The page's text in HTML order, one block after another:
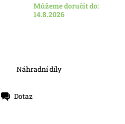
Můžeme doručit do:
14.8.2026
Náhradní díly
Dotaz